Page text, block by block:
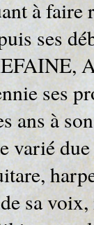
à
ses
ses
ans à
varié
sa